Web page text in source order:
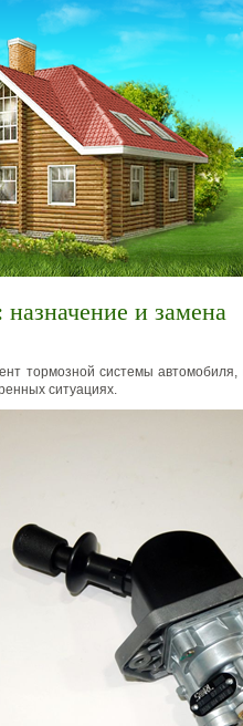
и замена
тормозной системы автомобиля,
ситуациях.